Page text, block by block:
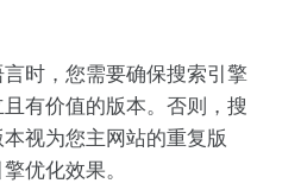
时，您需要确保搜索引擎
有价值的版本。否则，搜
视为您主网站的重复版
优化效果。